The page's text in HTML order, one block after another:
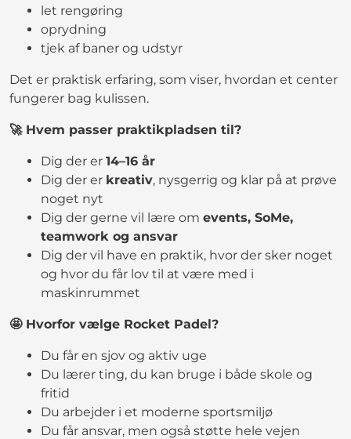
let rengøring
oprydning
tjek af baner og udstyr
Det er praktisk erfaring, som viser, hvordan et center
fungerer bag kulissen.
🚀 Hvem passer praktikpladsen til?
Dig der er 14–16 år
Dig der er kreativ, nysgerrig og klar på at prøve
noget nyt
Dig der gerne vil lære om events, SoMe,
teamwork og ansvar
Dig der vil have en praktik, hvor der sker noget
og hvor du får lov til at være med i
maskinrummet
🤩 Hvorfor vælge Rocket Padel?
Du får en sjov og aktiv uge
Du lærer ting, du kan bruge i både skole og
fritid
Du arbejder i et moderne sportsmiljø
Du får ansvar, men også støtte hele vejen